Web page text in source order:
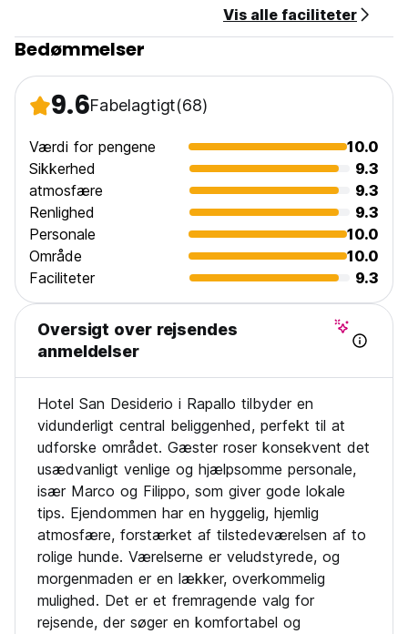
Børnevenlig.
Ikkeryger.
from original language)
Vis alle faciliteter
Bedømmelser
9.6Fabelagtigt(68)
Værdi for pengene
10.0
Sikkerhed
9.3
atmosfære
9.3
Renlighed
9.3
Personale
10.0
Område
10.0
Faciliteter
9.3
Oversigt over rejsendes
anmeldelser
Hotel San Desiderio i Rapallo tilbyder en
vidunderligt central beliggenhed, perfekt til at
udforske området. Gæster roser konsekvent det
usædvanligt venlige og hjælpsomme personale,
især Marco og Filippo, som giver gode lokale
tips. Ejendommen har en hyggelig, hjemlig
atmosfære, forstærket af tilstedeværelsen af ​​to
rolige hunde. Værelserne er veludstyrede, og
morgenmaden er en lækker, overkommelig
mulighed. Det er et fremragende valg for
rejsende, der søger en komfortabel og